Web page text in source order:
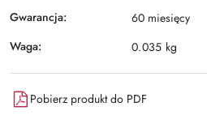
Gwarancja:
60 miesięcy
Waga:
0.035 kg
Pobierz produkt do PDF